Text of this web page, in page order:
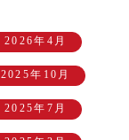
2026年4月
2025年10月
2025年7月